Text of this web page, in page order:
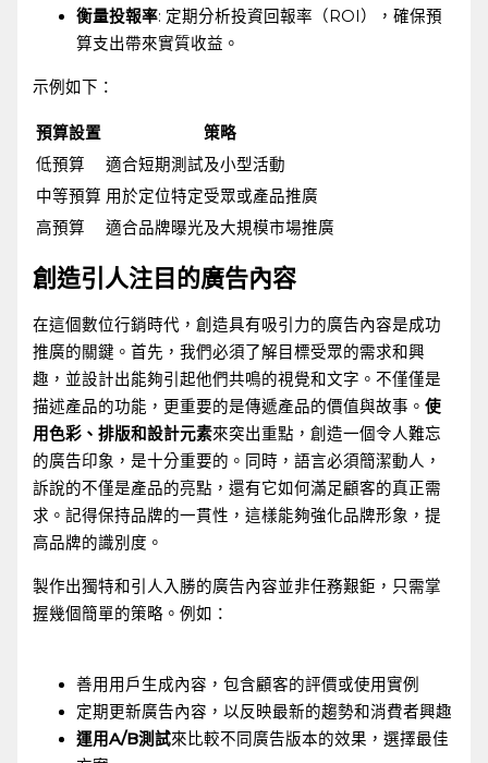
衡量投報率: 定期分析投資回報率（ROI），確保預
算支出帶來實質收益。
示例如下：
預算設置
策略
低預算
適合短期測試及小型活動
中等預算 用於定位特定受眾或產品推廣
高預算
適合品牌曝光及大規模市場推廣
創造引人注目的廣告內容
在這個數位行銷時代，創造具有吸引力的廣告內容是成功
推廣的關鍵。首先，我們必須了解目標受眾的需求和興
趣，並設計出能夠引起他們共鳴的視覺和文字。不僅僅是
描述產品的功能，更重要的是傳遞產品的價值與故事。使
用色彩、排版和設計元素來突出重點，創造一個令人難忘
的廣告印象，是十分重要的。同時，語言必須簡潔動人，
訴說的不僅是產品的亮點，還有它如何滿足顧客的真正需
求。記得保持品牌的一貫性，這樣能夠強化品牌形象，提
高品牌的識別度。
製作出獨特和引人入勝的廣告內容並非任務艱鉅，只需掌
握幾個簡單的策略。例如：
善用用戶生成內容，包含顧客的評價或使用實例
定期更新廣告內容，以反映最新的趨勢和消費者興趣
運用A/B測試來比較不同廣告版本的效果，選擇最佳